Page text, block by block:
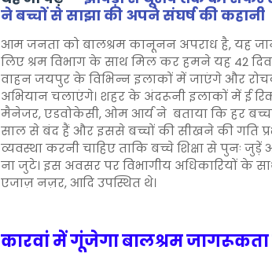
ने बच्चों से साझा की अपने संघर्ष की कहानी
आम जनता को बालश्रम कानूनन अपराध है, यह
लिए श्रम विभाग के साथ मिल कर हमने यह 42
वाहन जयपुर के विभिन्न इलाकों में जाएंगे और
अभियान चलाएंगे। शहर के अंदरूनी इलाकों में ई
मैनेजर, एडवोकेसी, ओम आर्य ने बताया कि हर
साल से बंद हैं और इससे बच्चों की सीखने की गति
व्यवस्था करनी चाहिए ताकि बच्चे शिक्षा से पुनः
ना जुटे। इस अवसर पर विभागीय अधिकारियों के
एजाज़ नज़र, आदि उपस्थित थे।
कारवां में गूंजेगा बालश्रम जागरूकता